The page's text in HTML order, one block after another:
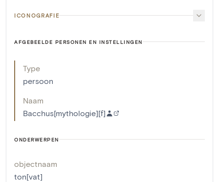
ICONOGRAFIE
AFGEBEELDE PERSONEN EN INSTELLINGEN
Type
persoon
Naam
Bacchus[mythologie][f]
ONDERWERPEN
objectnaam
ton[vat]